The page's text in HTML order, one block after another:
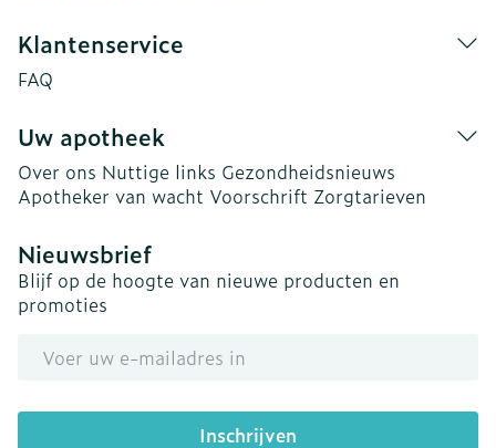
Klantenservice
FAQ
Uw apotheek
Over ons Nuttige links Gezondheidsnieuws
Apotheker van wacht Voorschrift Zorgtarieven
Nieuwsbrief
Blijf op de hoogte van nieuwe producten en
promoties
Inschrijven